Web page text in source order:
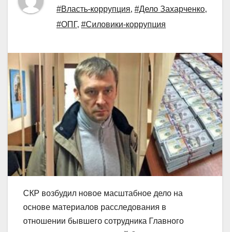
#Власть-коррупция, #Дело Захарченко,
#ОПГ, #Силовики-коррупция
СКР возбудил новое масштабное дело на
основе материалов расследования в
отношении бывшего сотрудника Главного